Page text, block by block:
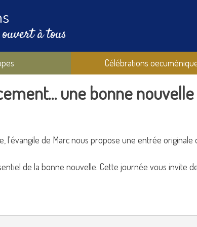
à tous
Célébrations
une bonne nouvelle
l'évangile de Marc nous propose une entrée originale
de la bonne nouvelle. Cette journée vous invite